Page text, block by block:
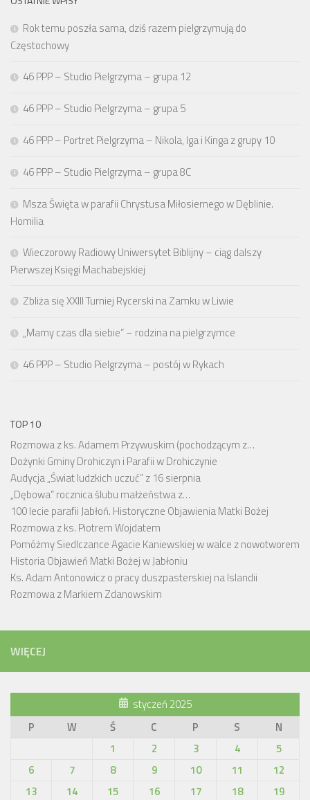
Rok temu poszła sama, dziś razem pielgrzymują do
Częstochowy
46 PPP – Studio Pielgrzyma – grupa 12
46 PPP – Studio Pielgrzyma – grupa 5
46 PPP – Portret Pielgrzyma – Nikola, Iga i Kinga z grupy 10
46 PPP – Studio Pielgrzyma – grupa 8C
Msza Święta w parafii Chrystusa Miłosiernego w Dęblinie.
Homilia
Wieczorowy Radiowy Uniwersytet Biblijny – ciąg dalszy
Pierwszej Księgi Machabejskiej
Zbliża się XXIII Turniej Rycerski na Zamku w Liwie
„Mamy czas dla siebie” – rodzina na pielgrzymce
46 PPP – Studio Pielgrzyma – postój w Rykach
TOP 10
Rozmowa z ks. Adamem Przywuskim (pochodzącym z…
Dożynki Gminy Drohiczyn i Parafii w Drohiczynie
Audycja „Świat ludzkich uczuć” z 16 sierpnia
„Dębowa” rocznica ślubu małżeństwa z…
100 lecie parafii Jabłoń. Historyczne Objawienia Matki Bożej
Rozmowa z ks. Piotrem Wojdatem
Pomóżmy Siedlczance Agacie Kaniewskiej w walce z nowotworem
Historia Objawień Matki Bożej w Jabłoniu
Ks. Adam Antonowicz o pracy duszpasterskiej na Islandii
Rozmowa z Markiem Zdanowskim
WIĘCEJ
styczeń 2025
P
W Ś C P S
N
1
2 3 4
5
6
7 8 9 10 11
12
13
14 15 16 17 18
19